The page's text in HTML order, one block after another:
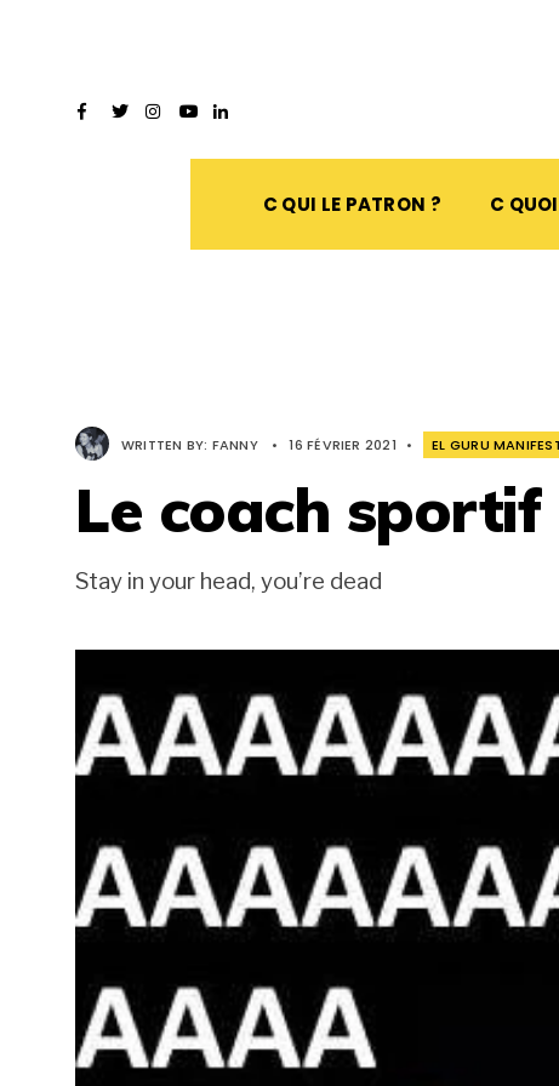
C QUI LE PATRON ? C
WRITTEN BY: FANNY • 16 FÉVRIER 2021 • EL GURU
Le coach
Stay in your head, you’re dead